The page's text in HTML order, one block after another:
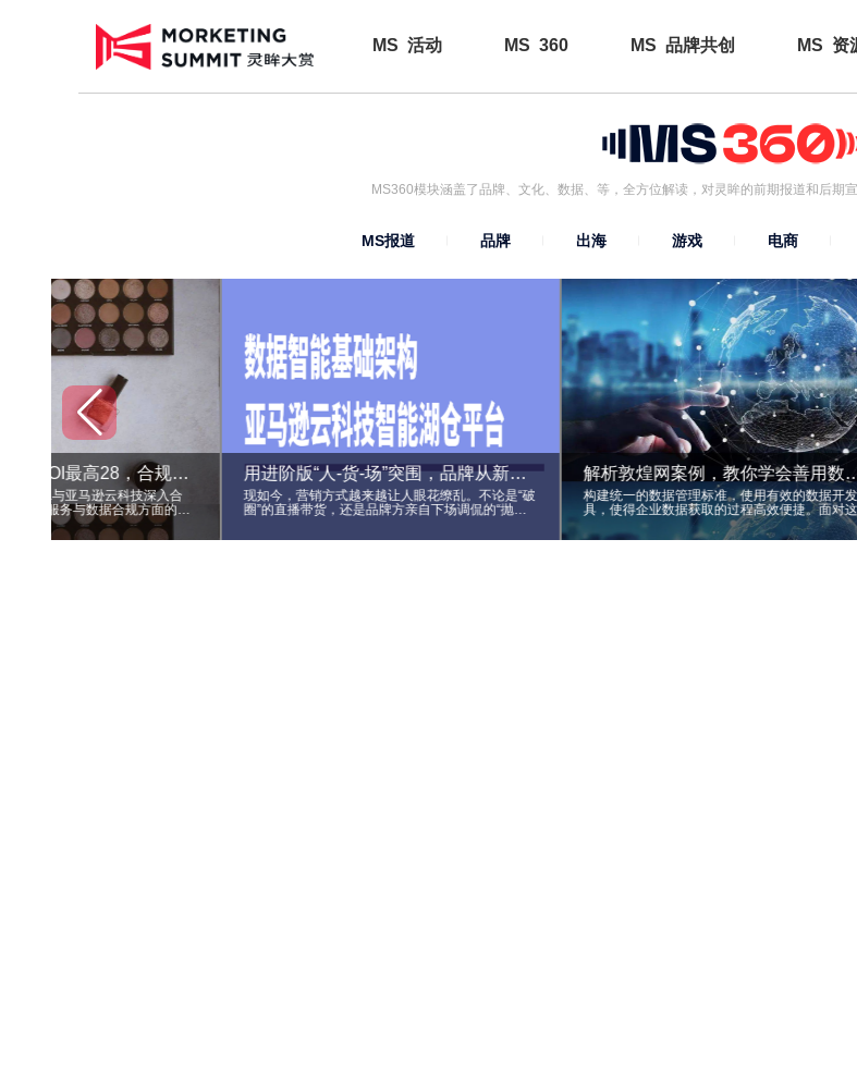
MS 活动 MS 360 MS 品牌共创 MS 资
MS360模块涵盖了品牌、文化、数据、等，全方位解读，对灵眸的前期报道和后期
MS报道 品牌 出海 游戏 电商
转化率提升9倍，ROI最高28，合规的精准营销还能这么做？
与亚马逊云科技深入合
在数据服务与数据合规方面的优
平台支撑数据联动分析、以标签
、以智能算法助力高效精准投
用进阶版“人-货-场”突围，品牌从新手到高阶要这样玩！
现如今，营销方式越来越让人眼花缭乱。不论是“破
圈”的直播带货，还是品牌方亲自下场调侃的“抛
指向了同一个事实：营销战场正在悄然发生改变。
解析敦煌网案例，教你
构建统一的数据管理标准，使用有效的数据开
具，使得企业数据获取的过程高效便捷。面对
数据管理的共通性挑战，谁能够率先找到合适的
法应对，更好的应用数据就成为重要的企业核